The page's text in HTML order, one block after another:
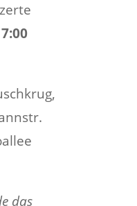
das